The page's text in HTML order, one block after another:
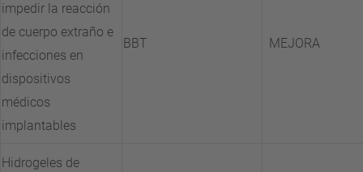
impedir la reacción
de cuerpo extraño e
infecciones en
dispositivos
médicos
implantables
BBT MEJORA
Hidrogeles de